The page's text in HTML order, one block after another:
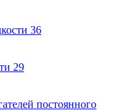
36
29
постоянного